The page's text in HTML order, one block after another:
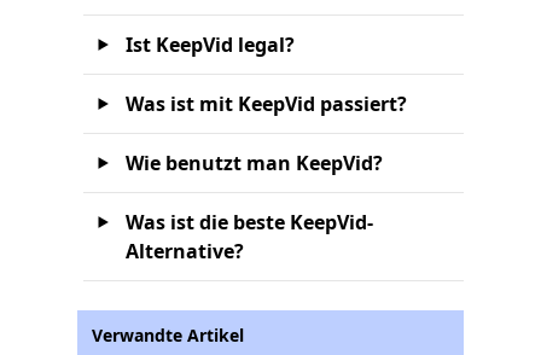
Ist KeepVid legal?
Was ist mit KeepVid passiert?
Wie benutzt man KeepVid?
Was ist die beste KeepVid-
Alternative?
Verwandte Artikel